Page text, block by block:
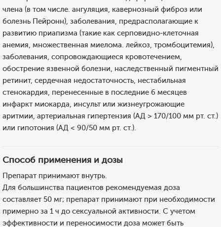
члена (в том числе. ангуляция, кавернозный фиброз или
болезнь Пейронн), заболевания, предрасполагающие к
развитию приапизма (такие как серповидно-клеточная
анемия, множественная миелома. лейкоз, тромбоцитемия),
заболевания, сопровождающиеся кровотечением,
обострение язвенной болезни, наследственный пигментный
ретинит, сердечная недостаточность, нестабильная
стенокардия, перенесенные в последние 6 месяцев
инфаркт миокарда, инсульт или жизнеугрожающие
аритмии, артериальная гипертензия (АД > 170/100 мм рт. ст.)
или гипотония (АД < 90/50 мм рт. ст.).
Способ применения и дозы
Препарат принимают внутрь.
Для большинства пациентов рекомендуемая доза
составляет 50 мг; препарат принимают при необходимости
примерно за 1 ч до сексуальной активности. С учетом
эффективности и переносимости доза может быть